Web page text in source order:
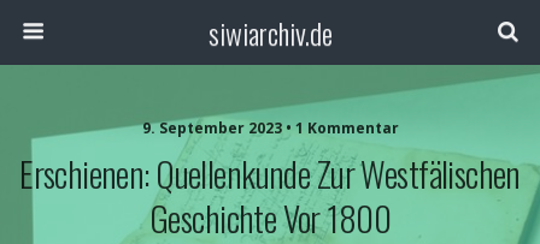
siwiarchiv.de
9. September 2023 • 1 Kommentar
Erschienen: Quellenkunde Zur Westfälischen
Geschichte Vor 1800